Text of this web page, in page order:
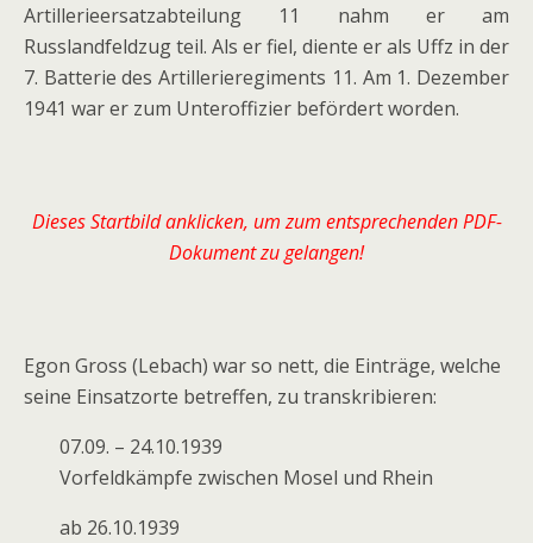
Artillerieersatzabteilung 11 nahm er am
Russlandfeldzug teil. Als er fiel, diente er als Uffz in der
7. Batterie des Artillerieregiments 11. Am 1. Dezember
1941 war er zum Unteroffizier befördert worden.
Dieses Startbild anklicken, um zum entsprechenden PDF-
Dokument zu gelangen!
Egon Gross (Lebach) war so nett, die Einträge, welche
seine Einsatzorte betreffen, zu transkribieren:
07.09. – 24.10.1939
Vorfeldkämpfe zwischen Mosel und Rhein
ab 26.10.1939